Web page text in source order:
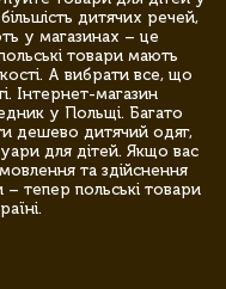
дитячих речей,
у магазинах – це
товари мають
А вибрати все, що
Інтернет-магазин
у Польщі. Багато
дешево дитячий одяг,
для дітей. Якщо вас
та здійснення
тепер польські товари